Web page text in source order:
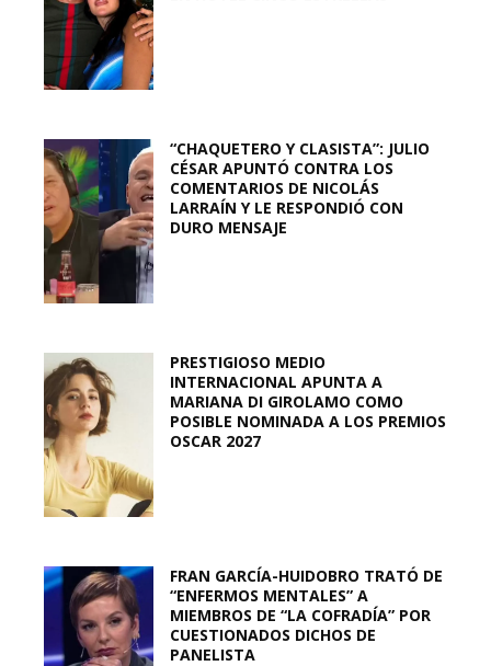
“CHAQUETERO Y CLASISTA”: JULIO
CÉSAR APUNTÓ CONTRA LOS
COMENTARIOS DE NICOLÁS
LARRAÍN Y LE RESPONDIÓ CON
DURO MENSAJE
PRESTIGIOSO MEDIO
INTERNACIONAL APUNTA A
MARIANA DI GIROLAMO COMO
POSIBLE NOMINADA A LOS PREMIOS
OSCAR 2027
FRAN GARCÍA-HUIDOBRO TRATÓ DE
“ENFERMOS MENTALES” A
MIEMBROS DE “LA COFRADÍA” POR
CUESTIONADOS DICHOS DE
PANELISTA